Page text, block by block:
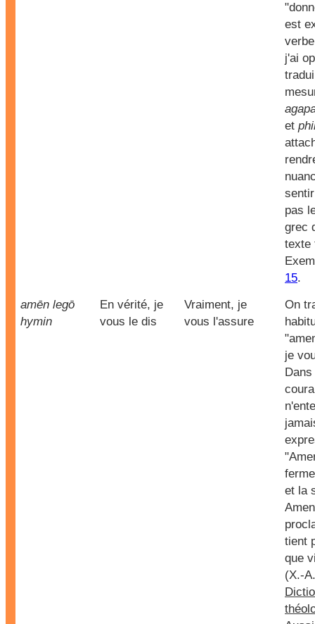
est
j'ai
et
pas
grec
texte
15.
amēn legō
hymin
En vérité, je
vous le dis
Vraiment, je
vous l'assure
On
je
et la
tient
que
(X.-